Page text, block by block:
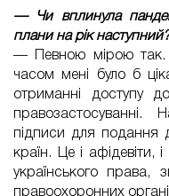
— Чи вплинула
плани на рік
— Певною мірою так.
часом мені було б
отриманні доступу
підписи для подання
країн. Це і
українського права,
правоохоронних